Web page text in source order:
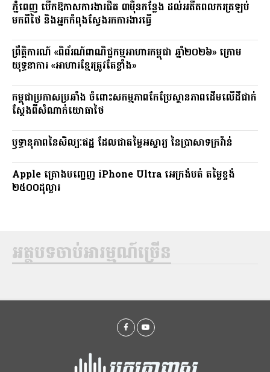
ភ្នំពេញ បើកឱកាសការងារជិត ៣ម៉ឺនកន្លែង ដល់អតីតពលករត្រឡប់
មកពីថៃ និងអ្នកកំពុងស្វែងរកការងារធ្វើ
ព្រឹត្តិការណ៍ «ពិព័រណ៍ពាណិជ្ជកម្មអាហារកម្ពុជា ឆ្នាំ២០២៦» ក្រោម
យុទ្ធនាការ «អាហារខ្មែរត្រូវតែខ្លាំង»
កម្ពុជាប្រកាសប្រឆាំង ចំពោះសកម្មភាពកែប្រែស្ថានភាពដើមលើដីជាក់
ស្តែងពីសំណាក់យោធាថៃ
ឫទ្ធានុភាពនៃសិល្បៈឥដ្ឋ ដែលជាតម្លៃអស្ចារ្យ នៃប្រាសាទក្រវ៉ាន់
Apple គ្រោងបញ្ចេញ iPhone Ultra អេក្រង់បត់ តម្លៃខ្ទង់
២៥០០ដុល្លារ
អត្ថបទចាប់អារម្មណ៍ច្រើន